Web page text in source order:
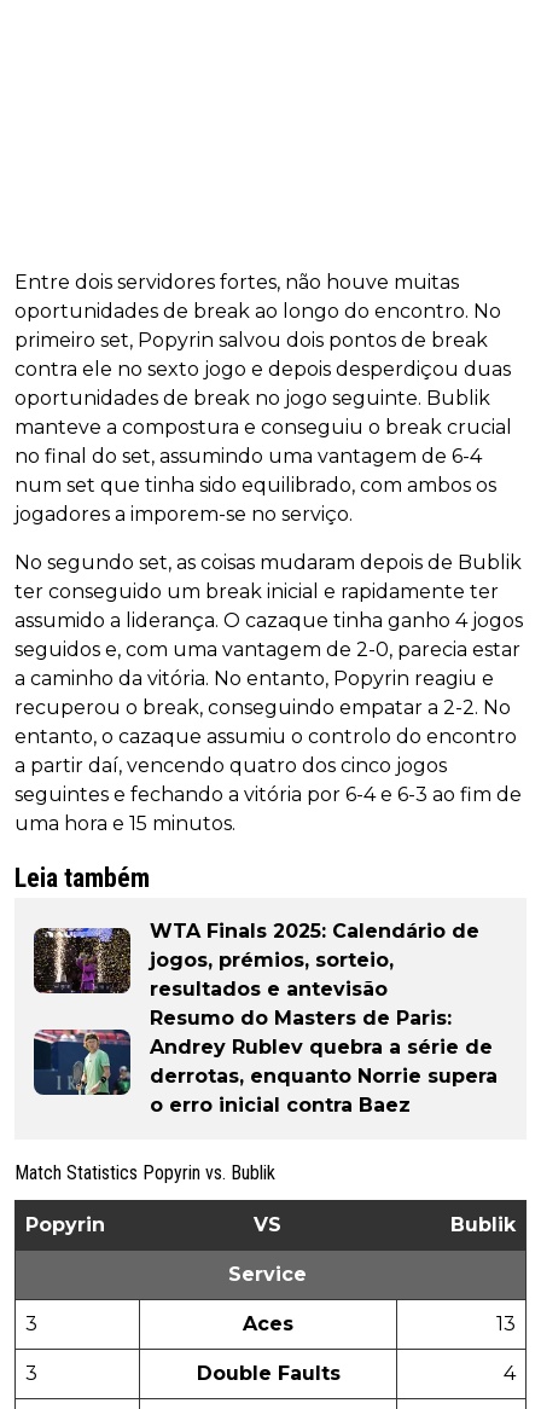
Entre dois servidores fortes, não houve muitas
oportunidades de break ao longo do encontro. No
primeiro set, Popyrin salvou dois pontos de break
contra ele no sexto jogo e depois desperdiçou duas
oportunidades de break no jogo seguinte. Bublik
manteve a compostura e conseguiu o break crucial
no final do set, assumindo uma vantagem de 6-4
num set que tinha sido equilibrado, com ambos os
jogadores a imporem-se no serviço.
No segundo set, as coisas mudaram depois de Bublik
ter conseguido um break inicial e rapidamente ter
assumido a liderança. O cazaque tinha ganho 4 jogos
seguidos e, com uma vantagem de 2-0, parecia estar
a caminho da vitória. No entanto, Popyrin reagiu e
recuperou o break, conseguindo empatar a 2-2. No
entanto, o cazaque assumiu o controlo do encontro
a partir daí, vencendo quatro dos cinco jogos
seguintes e fechando a vitória por 6-4 e 6-3 ao fim de
uma hora e 15 minutos.
Leia também
WTA Finals 2025: Calendário de
jogos, prémios, sorteio,
resultados e antevisão
Resumo do Masters de Paris:
Andrey Rublev quebra a série de
derrotas, enquanto Norrie supera
o erro inicial contra Baez
Match Statistics Popyrin vs. Bublik
Popyrin VS Bublik
Service
3 Aces 13
3 Double Faults 4